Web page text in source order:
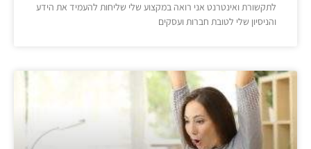
לתקשורת ואינטרנט אני רואה במקצוע שלי שליחות להעמיד את הידע
והניסיון שלי לטובת חברות ועסקים